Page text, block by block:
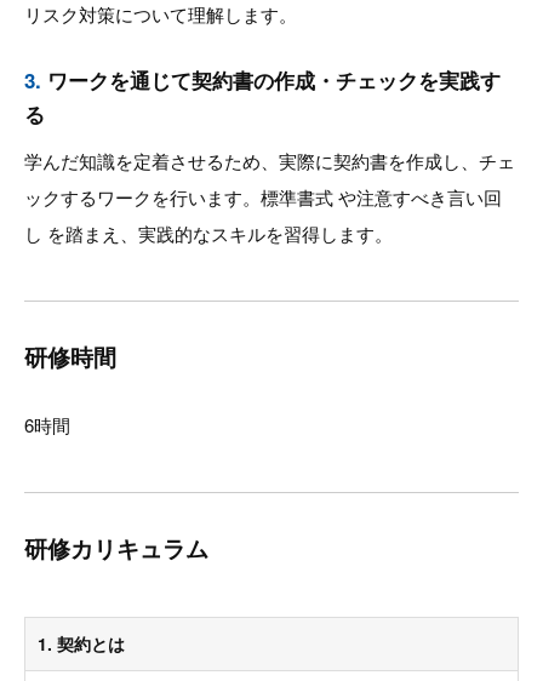
リスク対策について理解します。
3. ワークを通じて契約書の作成・チェックを実践す
る
学んだ知識を定着させるため、実際に契約書を作成し、チェ
ックするワークを行います。標準書式 や注意すべき言い回
し を踏まえ、実践的なスキルを習得します。
研修時間
6時間
研修カリキュラム
1. 契約とは